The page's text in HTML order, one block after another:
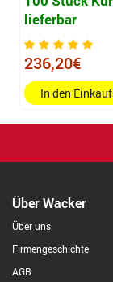
lieferbar
236,20€
In den
Über Wacker
Über uns
Firmengeschichte
AGB